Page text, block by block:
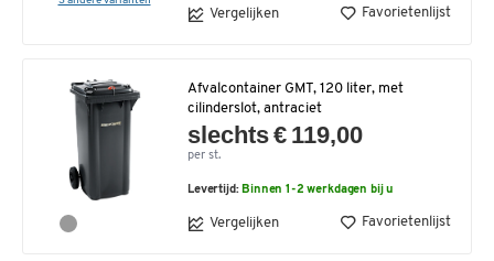
Vergelijken Favorietenlijst
Afvalcontainer GMT, 120 liter, met
cilinderslot, antraciet
slechts € 119,00
per st.
Levertijd: Binnen 1-2 werkdagen bij u
Vergelijken Favorietenlijst